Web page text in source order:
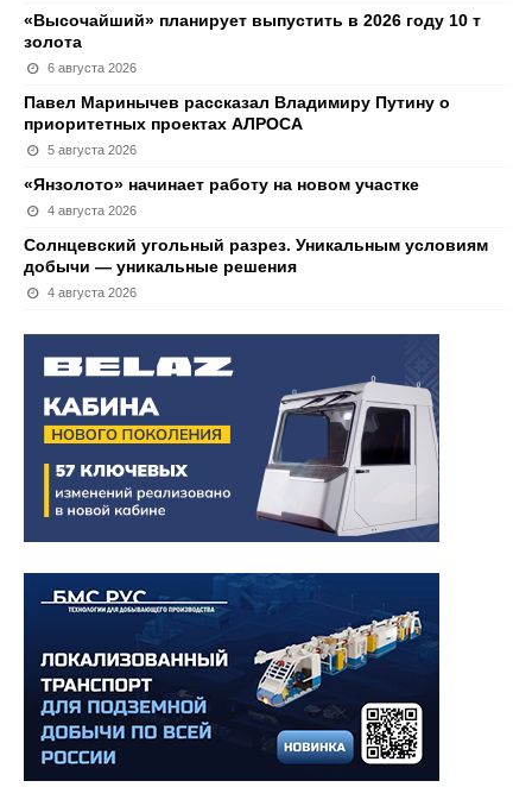
«Высочайший» планирует выпустить в 2026 году 10 т
золота
6 августа 2026
Павел Маринычев рассказал Владимиру Путину о
приоритетных проектах АЛРОСА
5 августа 2026
«Янзолото» начинает работу на новом участке
4 августа 2026
Солнцевский угольный разрез. Уникальным условиям
добычи — уникальные решения
4 августа 2026